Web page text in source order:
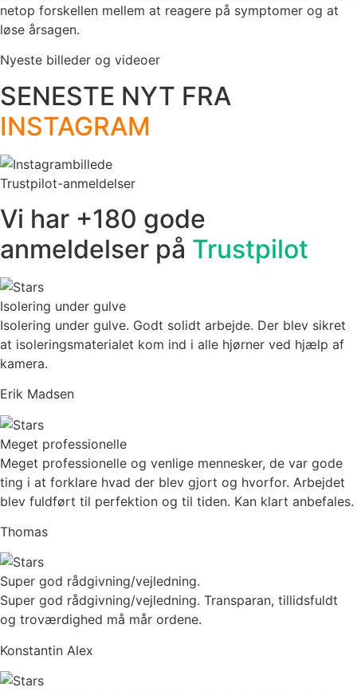
netop forskellen mellem at reagere på symptomer og at
løse årsagen.
Nyeste billeder og videoer
SENESTE NYT FRA
INSTAGRAM
Trustpilot-anmeldelser
Vi har +180 gode
anmeldelser på Trustpilot
Isolering under gulve
Isolering under gulve. Godt solidt arbejde. Der blev sikret
at isoleringsmaterialet kom ind i alle hjørner ved hjælp af
kamera.
Erik Madsen
Meget professionelle
Meget professionelle og venlige mennesker, de var gode
ting i at forklare hvad der blev gjort og hvorfor. Arbejdet
blev fuldført til perfektion og til tiden. Kan klart anbefales.
Thomas
Super god rådgivning/vejledning.
Super god rådgivning/vejledning. Transparan, tillidsfuldt
og troværdighed må mår ordene.
Konstantin Alex